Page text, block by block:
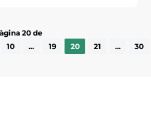
20 de
10 ... 19 20 21 ... 30